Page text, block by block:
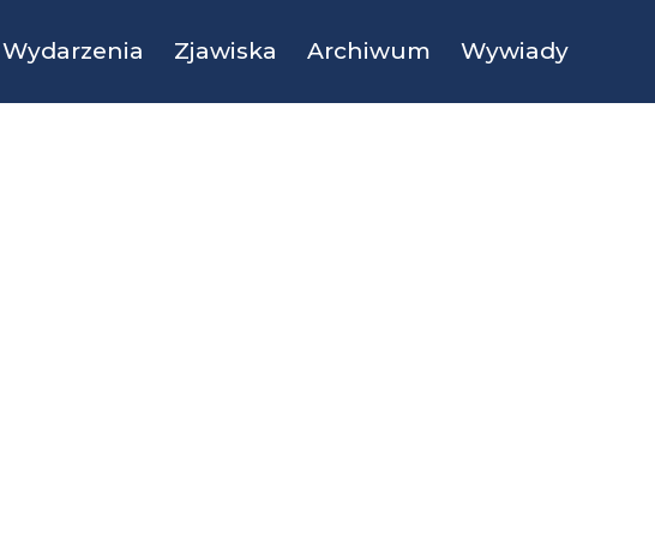
Wydarzenia Zjawiska Archiwum Wywiady